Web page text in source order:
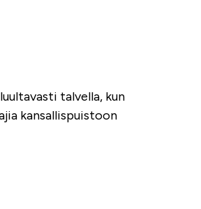
talvella, kun
kansallispuistoon